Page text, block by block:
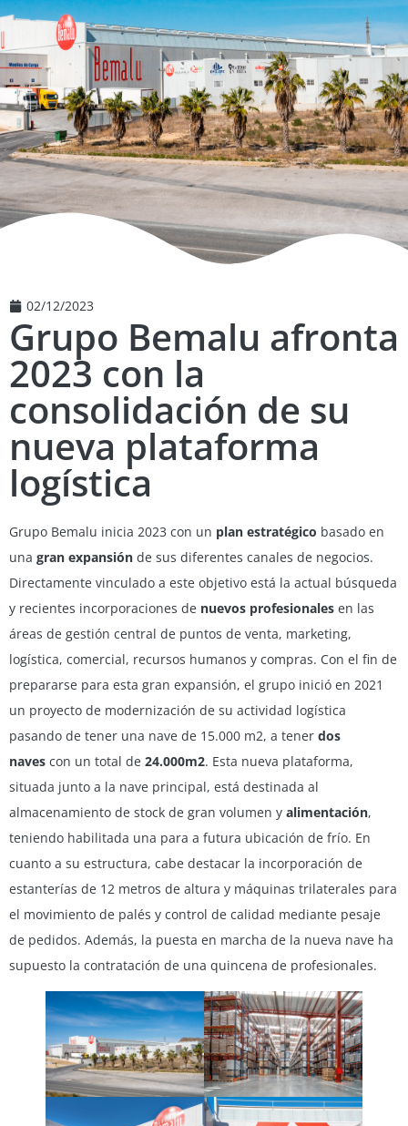
02/12/2023
Grupo Bemalu afronta
2023 con la
consolidación de su
nueva plataforma
logística
Grupo Bemalu inicia 2023 con un plan estratégico basado en
una gran expansión de sus diferentes canales de negocios.
Directamente vinculado a este objetivo está la actual búsqueda
y recientes incorporaciones de nuevos profesionales en las
áreas de gestión central de puntos de venta, marketing,
logística, comercial, recursos humanos y compras. Con el fin de
prepararse para esta gran expansión, el grupo inició en 2021
un proyecto de modernización de su actividad logística
pasando de tener una nave de 15.000 m2, a tener dos
naves con un total de 24.000m2. Esta nueva plataforma,
situada junto a la nave principal, está destinada al
almacenamiento de stock de gran volumen y alimentación,
teniendo habilitada una para a futura ubicación de frío. En
cuanto a su estructura, cabe destacar la incorporación de
estanterías de 12 metros de altura y máquinas trilaterales para
el movimiento de palés y control de calidad mediante pesaje
de pedidos. Además, la puesta en marcha de la nueva nave ha
supuesto la contratación de una quincena de profesionales.